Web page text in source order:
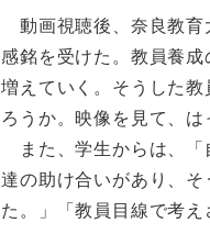
動画視聴後、奈良教育
感銘を受けた。教員養
増えていく。そうした
ろうか。映像を見て、は
また、学生からは、「
達の助け合いがあり、
た。」「教員目線で考え